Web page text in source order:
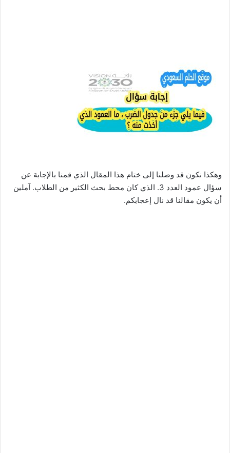
وهكذا نكون قد وصلنا إلى ختام هذا المقال الذي قمنا بالإجابة عن
سؤال عمود العدد 3. الذي كان محط بحث الكثير من الطلاب. آملين
أن يكون مقالنا قد نال إعجابكم.